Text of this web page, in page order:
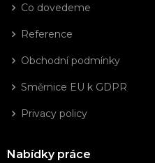
Co dovedeme
Reference
Obchodní podmínky
Směrnice EU k GDPR
Privacy policy
Nabídky práce